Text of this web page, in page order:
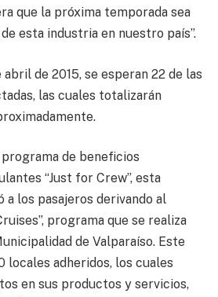
que la próxima temporada sea
esta industria en nuestro país”.
de 2015, se esperan 22 de las
las cuales totalizarán
de beneficios
“Just for Crew”, esta
a los pasajeros derivando al
programa que se realiza
de Valparaíso. Este
locales adheridos, los cuales
en sus productos y servicios,